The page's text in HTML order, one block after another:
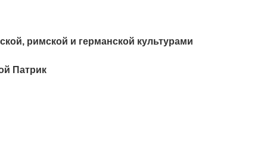
римской и германской культурами
Патрик